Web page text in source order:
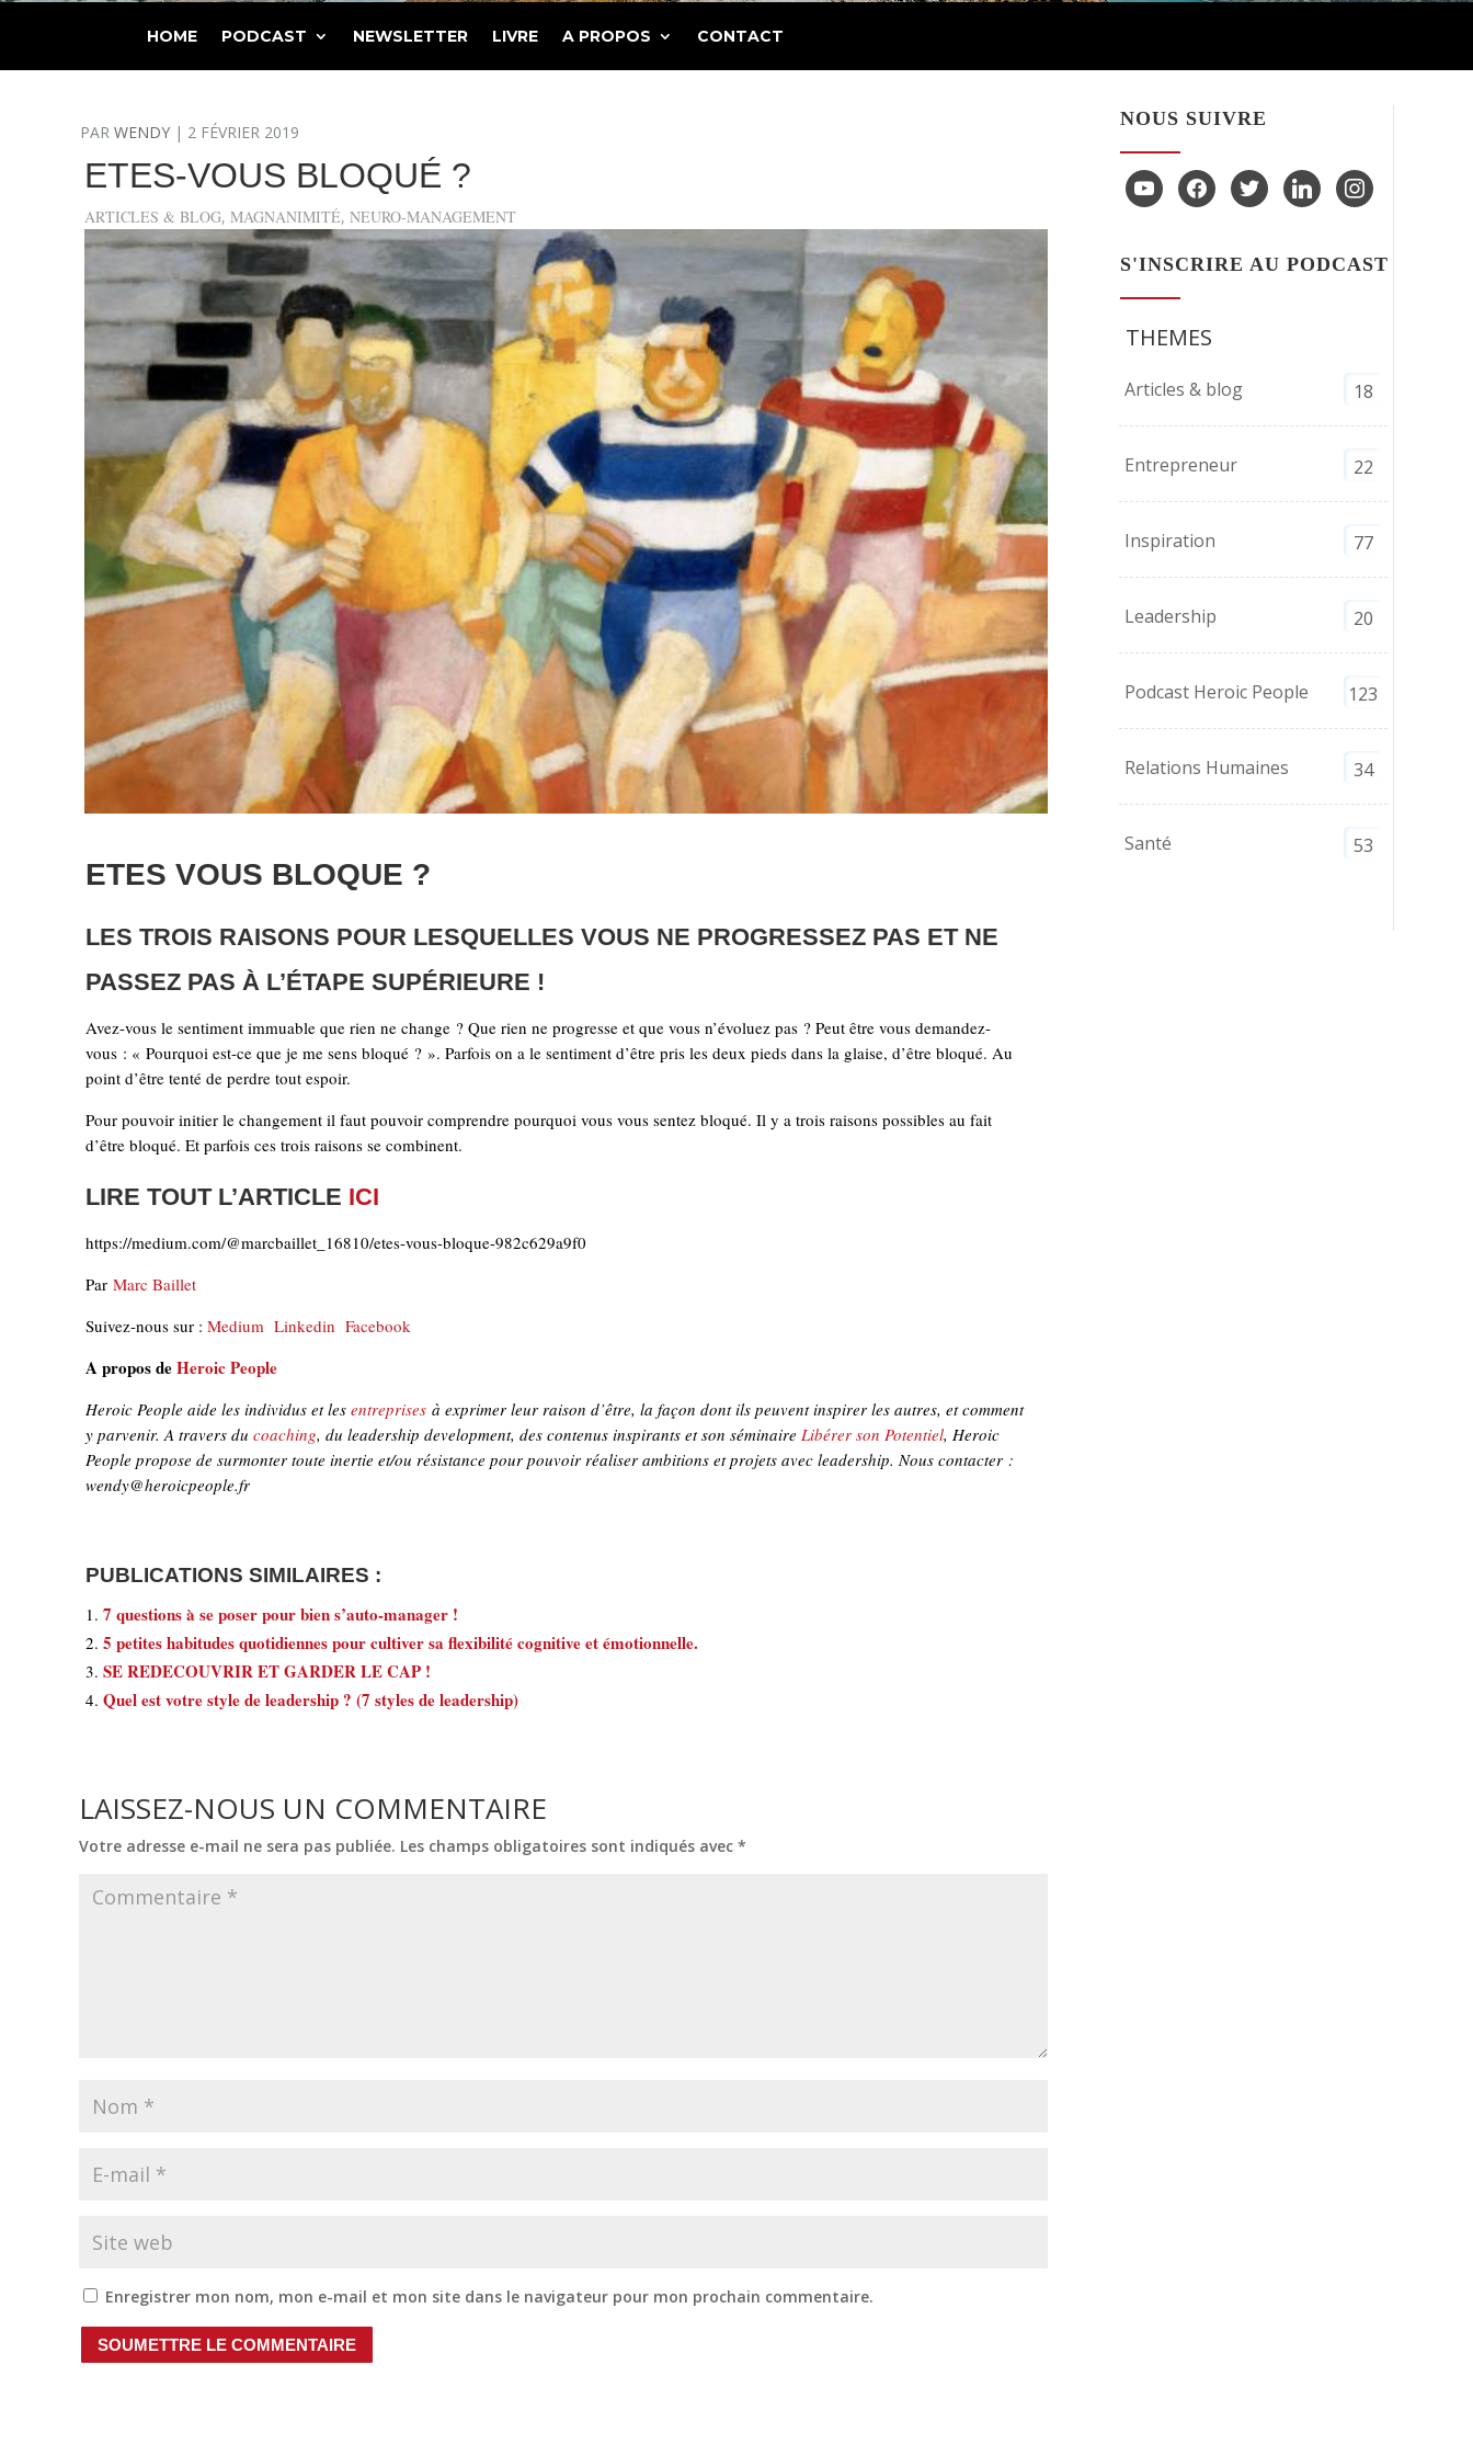
HOME PODCAST NEWSLETTER LIVRE A PROPOS CONTACT
PAR WENDY | 2 FÉVRIER 2019
ETES-VOUS BLOQUÉ ?
ARTICLES & BLOG, MAGNANIMITÉ, NEURO-MANAGEMENT
ETES VOUS BLOQUE ?
LES TROIS RAISONS POUR LESQUELLES VOUS NE PROGRESSEZ PAS ET NE
PASSEZ PAS À L’ÉTAPE SUPÉRIEURE !
Avez-vous le sentiment immuable que rien ne change ? Que rien ne progresse et que vous n’évoluez pas ? Peut être vous demandez-
vous : « Pourquoi est-ce que je me sens bloqué ? ». Parfois on a le sentiment d’être pris les deux pieds dans la glaise, d’être bloqué. Au
point d’être tenté de perdre tout espoir.
Pour pouvoir initier le changement il faut pouvoir comprendre pourquoi vous vous sentez bloqué. Il y a trois raisons possibles au fait
d’être bloqué. Et parfois ces trois raisons se combinent.
LIRE TOUT L’ARTICLE ICI
https://medium.com/@marcbaillet_16810/etes-vous-bloque-982c629a9f0
Par Marc Baillet
Suivez-nous sur : Medium Linkedin Facebook
A propos deHeroic People
Heroic People aide les individus et les entreprises à exprimer leur raison d’être, la façon dont ils peuvent inspirer les autres, et comment
y parvenir. A travers du coaching, du leadership development, des contenus inspirants et son séminaire Libérer son Potentiel, Heroic
People propose de surmonter toute inertie et/ou résistance pour pouvoir réaliser ambitions et projets avec leadership. Nous contacter :
wendy@heroicpeople.fr
PUBLICATIONS SIMILAIRES :
7 questions à se poser pour bien s’auto-manager !
5 petites habitudes quotidiennes pour cultiver sa flexibilité cognitive et émotionnelle.
SE REDECOUVRIR ET GARDER LE CAP !
Quel est votre style de leadership ? (7 styles de leadership)
LAISSEZ-NOUS UN COMMENTAIRE
Votre adresse e-mail ne sera pas publiée. Les champs obligatoires sont indiqués avec *
Enregistrer mon nom, mon e-mail et mon site dans le navigateur pour mon prochain commentaire.
SOUMETTRE LE COMMENTAIRE
NOUS SUIVRE
youtubefacebooktwitter linkedin instagram
S'INSCRIRE AU PODCAST
THEMES
Articles & blog 18
Entrepreneur 22
Inspiration 77
Leadership 20
Podcast Heroic People 123
Relations Humaines 34
Santé 53